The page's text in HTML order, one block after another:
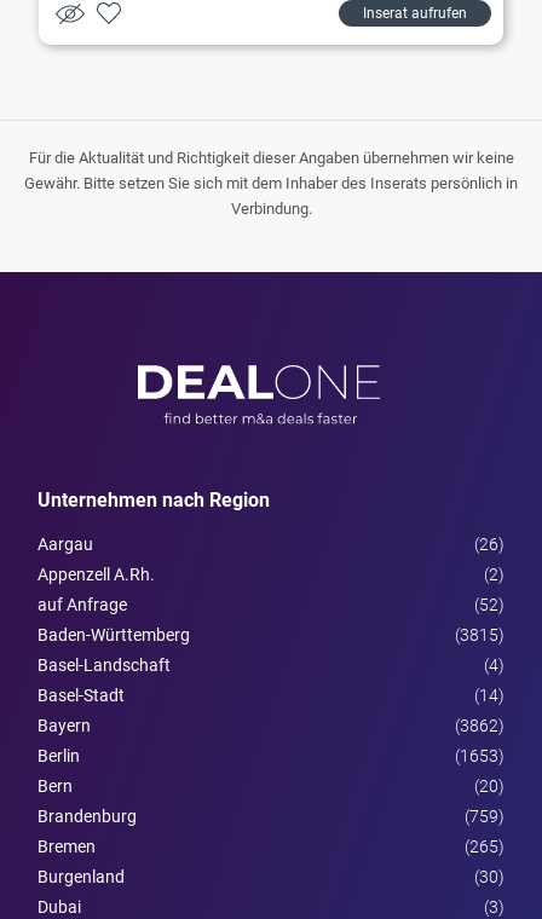
Inserat aufrufen
Für die Aktualität und Richtigkeit dieser Angaben übernehmen wir keine
Gewähr. Bitte setzen Sie sich mit dem Inhaber des Inserats persönlich in
Verbindung.
Unternehmen nach Region
Aargau
(26)
Appenzell A.Rh.
(2)
auf Anfrage
(52)
Baden-Württemberg
(3815)
Basel-Landschaft
(4)
Basel-Stadt
(14)
Bayern
(3862)
Berlin
(1653)
Bern
(20)
Brandenburg
(759)
Bremen
(265)
Burgen­land
(30)
Dubai
(3)